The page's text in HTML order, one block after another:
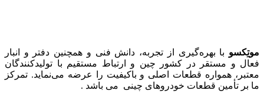
موتِکسو با بهره‌گیری از تجربه، دانش فنی و همچنین دفتر و انبار
فعال و مستقر در کشور چین و ارتباط مستقیم با تولیدکنندگان
معتبر، همواره قطعات اصلی و باکیفیت را عرضه می‌نماید. تمرکز
ما بر تأمین قطعات خودروهای چینی می باشد .